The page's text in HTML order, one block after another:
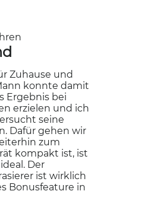
Zuhause und
konnte damit
Ergebnis bei
erzielen und ich
seine
Dafür gehen wir
zum
kompakt ist, ist
Der
ist wirklich
Bonusfeature in